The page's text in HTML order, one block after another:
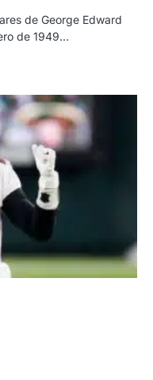
de George Edward
de 1949…